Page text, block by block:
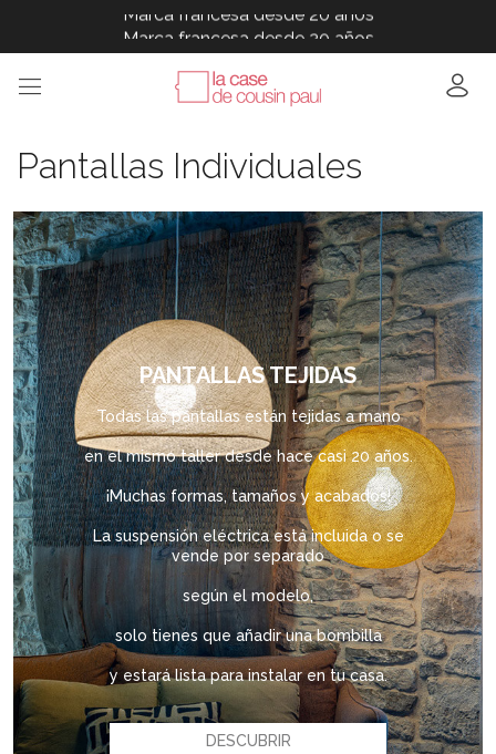
Marca francesa desde 20 años
Marca francesa desde 20 años
Marca francesa desde 20 años
Marca francesa desde 20 años
Pantallas Individuales
PANTALLAS TEJIDAS
Todas las pantallas están tejidas a mano
en el mismo taller desde hace casi 20 años.
¡Muchas formas, tamaños y acabados!
La suspensión eléctrica está incluida o se
vende por separado
según el modelo,
solo tienes que añadir una bombilla
y estará lista para instalar en tu casa.
DESCUBRIR